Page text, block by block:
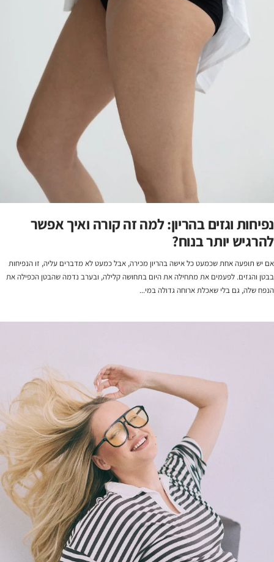
נפיחות וגזים בהריון: למה זה קורה ואיך אפשר
להרגיש יותר בנוח?
אם יש תופעה אחת שכמעט כל אישה בהריון מכירה, אבל כמעט לא מדברים עליה, זו הנפיחות
בבטן והגזים. לפעמים את מתחילה את היום בתחושה קלילה, ובערב נדמה שהבטן הכפילה את
הנפח שלה, גם בלי שאכלת ארוחה גדולה במי...